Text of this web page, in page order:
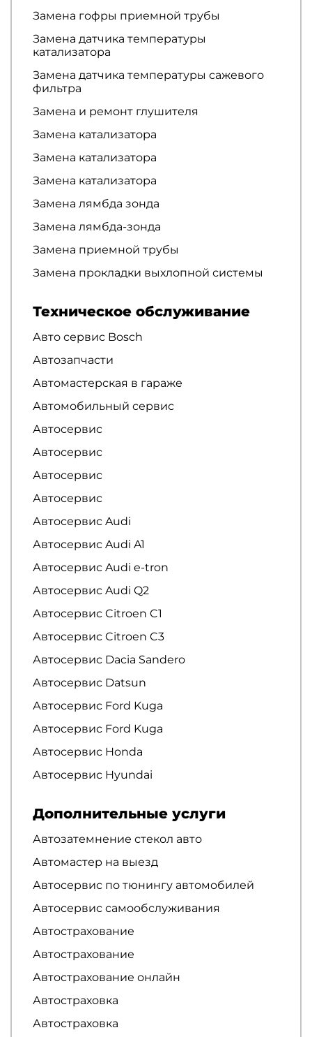
Замена гофры приемной трубы
Замена датчика температуры
катализатора
Замена датчика температуры сажевого
фильтра
Замена и ремонт глушителя
Замена катализатора
Замена катализатора
Замена катализатора
Замена лямбда зонда
Замена лямбда-зонда
Замена приемной трубы
Замена прокладки выхлопной системы
Техническое обслуживание
Авто сервис Bosch
Автозапчасти
Автомастерская в гараже
Автомобильный сервис
Автосервис
Автосервис
Автосервис
Автосервис
Автосервис Audi
Автосервис Audi A1
Автосервис Audi e-tron
Автосервис Audi Q2
Автосервис Citroen C1
Автосервис Citroen C3
Автосервис Dacia Sandero
Автосервис Datsun
Автосервис Ford Kuga
Автосервис Ford Kuga
Автосервис Honda
Автосервис Hyundai
Дополнительные услуги
Автозатемнение стекол авто
Автомастер на выезд
Автосервис по тюнингу автомобилей
Автосервис самообслуживания
Автострахование
Автострахование
Автострахование онлайн
Автостраховка
Автостраховка